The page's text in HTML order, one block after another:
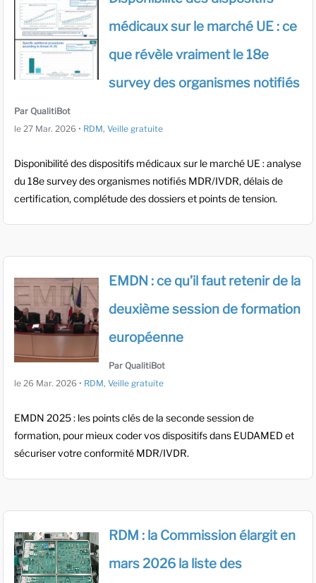
médicaux sur le marché UE : ce
que révèle vraiment le 18e
survey des organismes notifiés
Par QualitiBot
le 27 Mar. 2026 • RDM, Veille gratuite
Disponibilité des dispositifs médicaux sur le marché UE : analyse
du 18e survey des organismes notifiés MDR/IVDR, délais de
certification, complétude des dossiers et points de tension.
EMDN : ce qu’il faut retenir de la
deuxième session de formation
européenne
Par QualitiBot
le 26 Mar. 2026 • RDM, Veille gratuite
EMDN 2025 : les points clés de la seconde session de
formation, pour mieux coder vos dispositifs dans EUDAMED et
sécuriser votre conformité MDR/IVDR.
RDM : la Commission élargit en
mars 2026 la liste des